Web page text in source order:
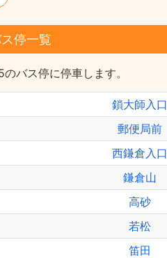
停一覧
バス停に停車します。
鎖大師入口
郵便局前
西鎌倉入口
鎌倉山
高砂
若松
笛田